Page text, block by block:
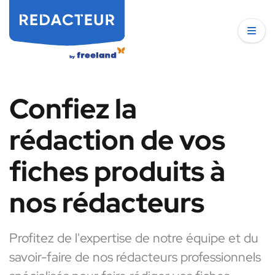
Confiez la
rédaction de vos
fiches produits à
nos rédacteurs
Profitez de l'expertise de notre équipe et du
savoir-faire de nos rédacteurs professionnels